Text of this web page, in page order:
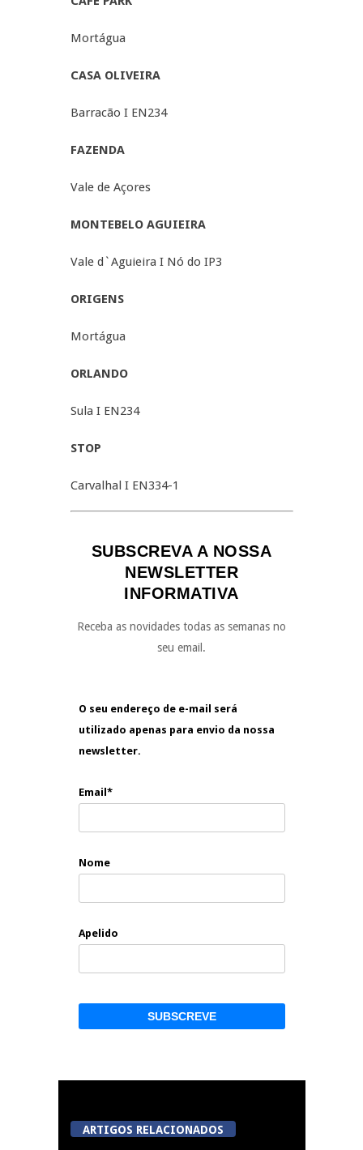
Mortágua
CASA OLIVEIRA
Barracão I EN234
FAZENDA
Vale de Açores
MONTEBELO AGUIEIRA
Vale d`Aguieira I Nó do IP3
ORIGENS
Mortágua
ORLANDO
Sula I EN234
STOP
Carvalhal I EN334-1
SUBSCREVA A NOSSA
NEWSLETTER
INFORMATIVA
Receba as novidades todas as semanas no
seu email.
O seu endereço de e-mail será
utilizado apenas para envio da nossa
newsletter.
Email*
Nome
Apelido
ARTIGOS RELACIONADOS